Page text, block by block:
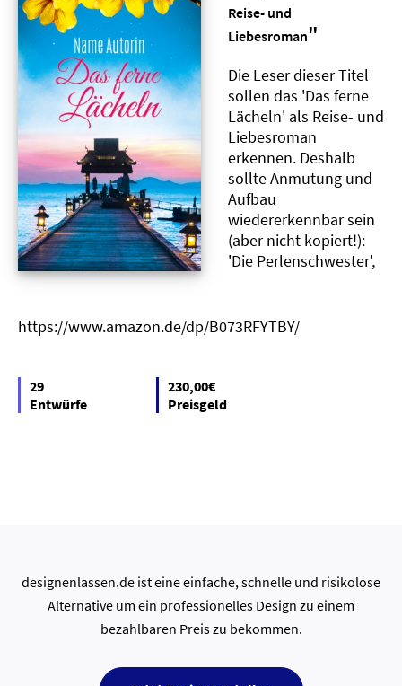
Reise- und
Liebesroman"
Die Leser dieser Titel
sollen das 'Das ferne
Lächeln' als Reise- und
Liebesroman
erkennen. Deshalb
sollte Anmutung und
Aufbau
wiedererkennbar sein
(aber nicht kopiert!):
'Die Perlenschwester',
https://www.amazon.de/dp/B073RFYTBY/
29
Entwürfe
230,00€
Preisgeld
designenlassen.de ist eine einfache, schnelle und risikolose
Alternative um ein professionelles Design zu einem
bezahlbaren Preis zu bekommen.